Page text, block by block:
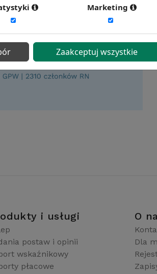
i usługi
postaw i opinii
wskaźnikowy
płacowe
O
Dla
Marketing
Zaakceptuj wszystkie